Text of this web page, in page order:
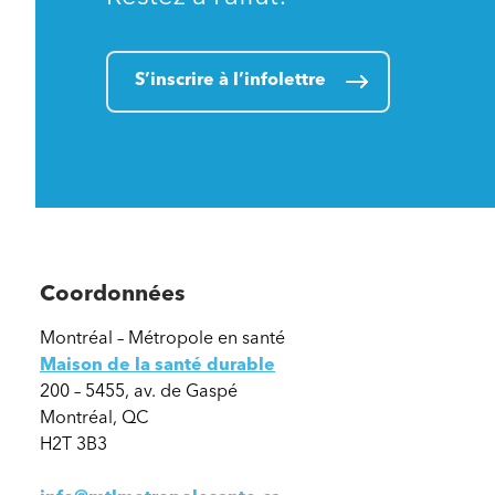
S’inscrire à l’infolettre
Coordonnées
Montréal – Métropole en santé
Maison de la santé durable
200 – 5455, av. de Gaspé
Montréal, QC
H2T 3B3